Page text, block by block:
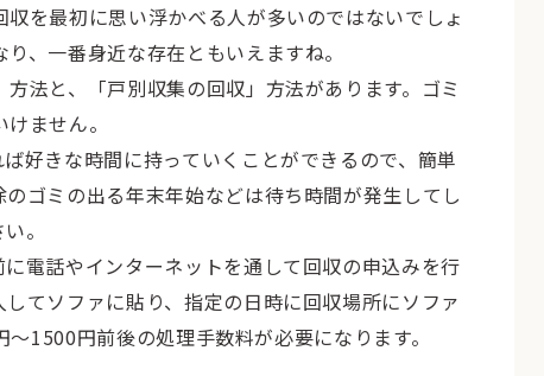
を最初に思い浮かべる人が多いのではないでしょ
、一番身近な存在ともいえますね。
法と、「戸別収集の回収」方法があります。ゴミ
ません。
好きな時間に持っていくことができるので、簡単
ゴミの出る年末年始などは待ち時間が発生してし
。
電話やインターネットを通して回収の申込みを行
てソファに貼り、指定の日時に回収場所にソファ
1500円前後の処理手数料が必要になります。